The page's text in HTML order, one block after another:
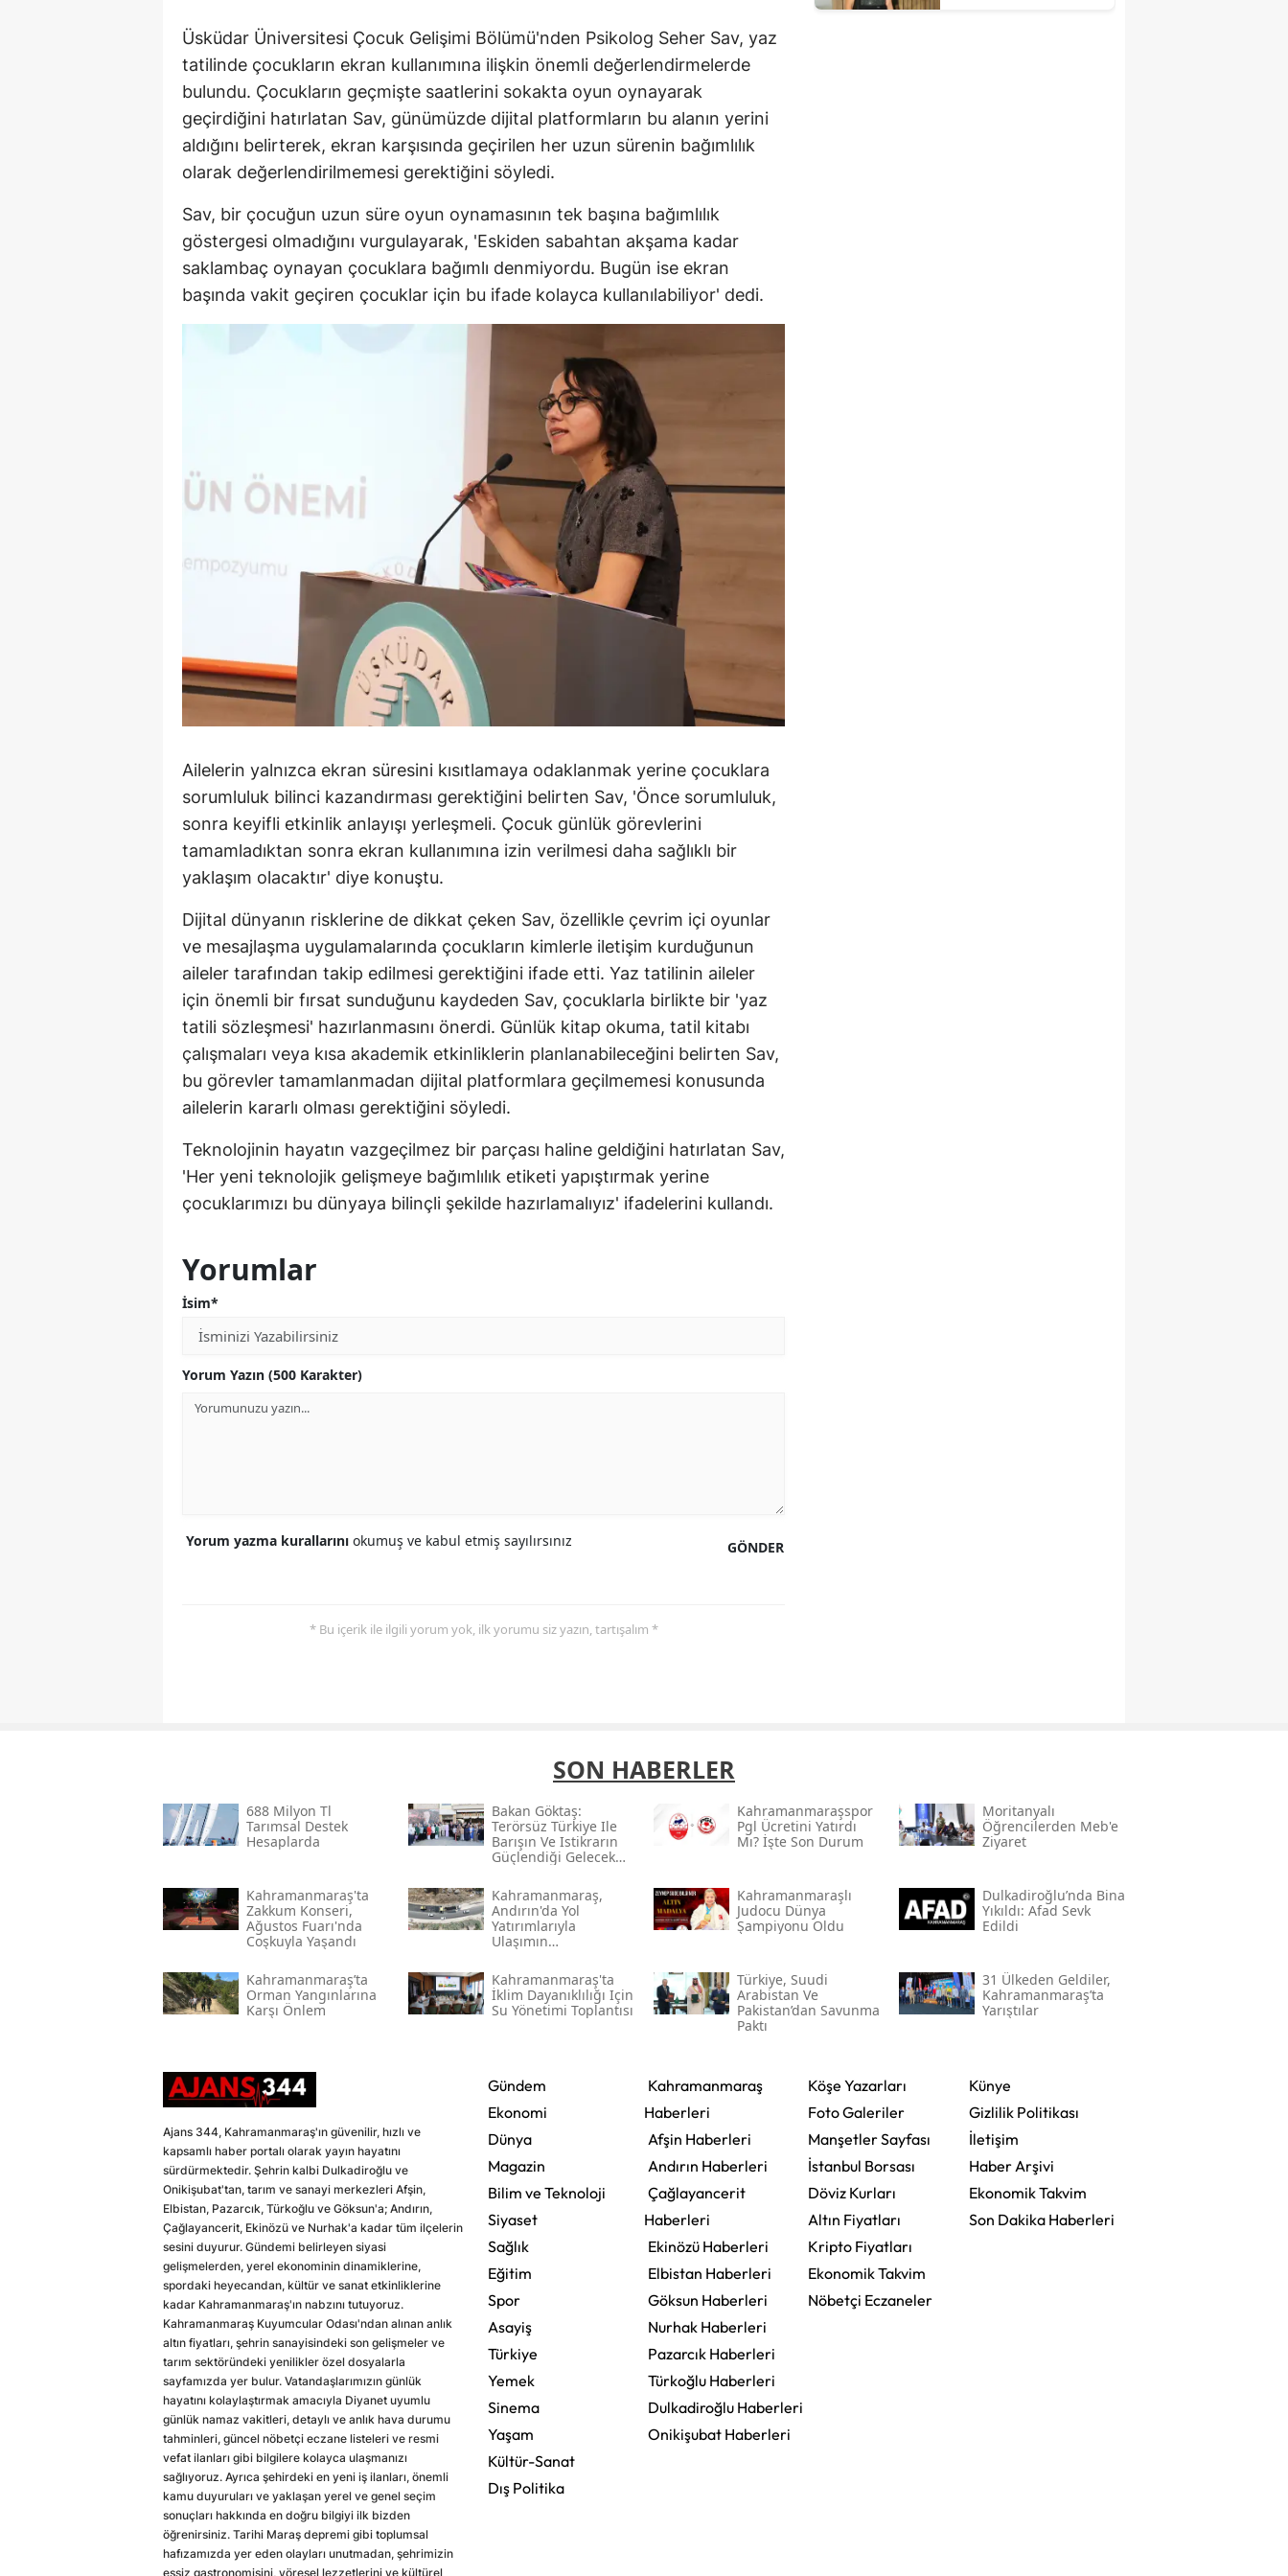
Üsküdar Üniversitesi Çocuk Gelişimi Bölümü'nden Psikolog Seher Sav, yaz
tatilinde çocukların ekran kullanımına ilişkin önemli değerlendirmelerde
bulundu. Çocukların geçmişte saatlerini sokakta oyun oynayarak
geçirdiğini hatırlatan Sav, günümüzde dijital platformların bu alanın yerini
aldığını belirterek, ekran karşısında geçirilen her uzun sürenin bağımlılık
olarak değerlendirilmemesi gerektiğini söyledi.
Sav, bir çocuğun uzun süre oyun oynamasının tek başına bağımlılık
göstergesi olmadığını vurgulayarak, 'Eskiden sabahtan akşama kadar
saklambaç oynayan çocuklara bağımlı denmiyordu. Bugün ise ekran
başında vakit geçiren çocuklar için bu ifade kolayca kullanılabiliyor' dedi.
Ailelerin yalnızca ekran süresini kısıtlamaya odaklanmak yerine çocuklara
sorumluluk bilinci kazandırması gerektiğini belirten Sav, 'Önce sorumluluk,
sonra keyifli etkinlik anlayışı yerleşmeli. Çocuk günlük görevlerini
tamamladıktan sonra ekran kullanımına izin verilmesi daha sağlıklı bir
yaklaşım olacaktır' diye konuştu.
Dijital dünyanın risklerine de dikkat çeken Sav, özellikle çevrim içi oyunlar
ve mesajlaşma uygulamalarında çocukların kimlerle iletişim kurduğunun
aileler tarafından takip edilmesi gerektiğini ifade etti. Yaz tatilinin aileler
için önemli bir fırsat sunduğunu kaydeden Sav, çocuklarla birlikte bir 'yaz
tatili sözleşmesi' hazırlanmasını önerdi. Günlük kitap okuma, tatil kitabı
çalışmaları veya kısa akademik etkinliklerin planlanabileceğini belirten Sav,
bu görevler tamamlanmadan dijital platformlara geçilmemesi konusunda
ailelerin kararlı olması gerektiğini söyledi.
Teknolojinin hayatın vazgeçilmez bir parçası haline geldiğini hatırlatan Sav,
'Her yeni teknolojik gelişmeye bağımlılık etiketi yapıştırmak yerine
çocuklarımızı bu dünyaya bilinçli şekilde hazırlamalıyız' ifadelerini kullandı.
Yorumlar
İsim*
Yorum Yazın (500 Karakter)
GÖNDER
Yorum yazma kurallarını okumuş ve kabul etmiş sayılırsınız
* Bu içerik ile ilgili yorum yok, ilk yorumu siz yazın, tartışalım *
SON HABERLER
688 Milyon Tl
Tarımsal Destek
Hesaplarda
Bakan Göktaş:
Terörsüz Türkiye Ile
Barışın Ve Istikrarın
Güçlendiği Gelecek
Kahramanmaraşspor
Pgl Ücretini Yatırdı
Mı? İşte Son Durum
Moritanyalı
Öğrencilerden Meb'e
Ziyaret
Kahramanmaraş'ta
Zakkum Konseri,
Ağustos Fuarı'nda
Coşkuyla Yaşandı
Kahramanmaraş,
Andırın'da Yol
Yatırımlarıyla
Ulaşımın
Yükseltiyor
Kahramanmaraşlı
Judocu Dünya
Şampiyonu Oldu
Dulkadiroğlu’nda Bina
Yıkıldı: Afad Sevk
Edildi
Kahramanmaraş’ta
Orman Yangınlarına
Karşı Önlem
Kahramanmaraş'ta
İklim Dayanıklılığı Için
Su Yönetimi Toplantısı
Türkiye, Suudi
Arabistan Ve
Pakistan’dan Savunma
Paktı
31 Ülkeden Geldiler,
Kahramanmaraş’ta
Yarıştılar
Ajans 344, Kahramanmaraş'ın güvenilir, hızlı ve
kapsamlı haber portalı olarak yayın hayatını
sürdürmektedir. Şehrin kalbi Dulkadiroğlu ve
Onikişubat'tan, tarım ve sanayi merkezleri Afşin,
Elbistan, Pazarcık, Türkoğlu ve Göksun'a; Andırın,
Çağlayancerit, Ekinözü ve Nurhak'a kadar tüm ilçelerin
sesini duyurur. Gündemi belirleyen siyasi
gelişmelerden, yerel ekonominin dinamiklerine,
spordaki heyecandan, kültür ve sanat etkinliklerine
kadar Kahramanmaraş'ın nabzını tutuyoruz.
Kahramanmaraş Kuyumcular Odası'ndan alınan anlık
altın fiyatları, şehrin sanayisindeki son gelişmeler ve
tarım sektöründeki yenilikler özel dosyalarla
sayfamızda yer bulur. Vatandaşlarımızın günlük
hayatını kolaylaştırmak amacıyla Diyanet uyumlu
günlük namaz vakitleri, detaylı ve anlık hava durumu
tahminleri, güncel nöbetçi eczane listeleri ve resmi
vefat ilanları gibi bilgilere kolayca ulaşmanızı
sağlıyoruz. Ayrıca şehirdeki en yeni iş ilanları, önemli
kamu duyuruları ve yaklaşan yerel ve genel seçim
sonuçları hakkında en doğru bilgiyi ilk bizden
öğrenirsiniz. Tarihi Maraş depremi gibi toplumsal
hafızamızda yer eden olayları unutmadan, şehrimizin
eşsiz gastronomisini, yöresel lezzetlerini ve kültürel
Gündem
Ekonomi
Dünya
Magazin
Bilim ve Teknoloji
Siyaset
Sağlık
Eğitim
Spor
Asayiş
Türkiye
Yemek
Sinema
Yaşam
Kültür-Sanat
Dış Politika
Kahramanmaraş
Haberleri
Afşin Haberleri
Andırın Haberleri
Çağlayancerit
Haberleri
Ekinözü Haberleri
Elbistan Haberleri
Göksun Haberleri
Nurhak Haberleri
Pazarcık Haberleri
Türkoğlu Haberleri
Dulkadiroğlu Haberleri
Onikişubat Haberleri
Köşe Yazarları
Foto Galeriler
Manşetler Sayfası
İstanbul Borsası
Döviz Kurları
Altın Fiyatları
Kripto Fiyatları
Ekonomik Takvim
Nöbetçi Eczaneler
Künye
Gizlilik Politikası
İletişim
Haber Arşivi
Ekonomik Takvim
Son Dakika Haberleri